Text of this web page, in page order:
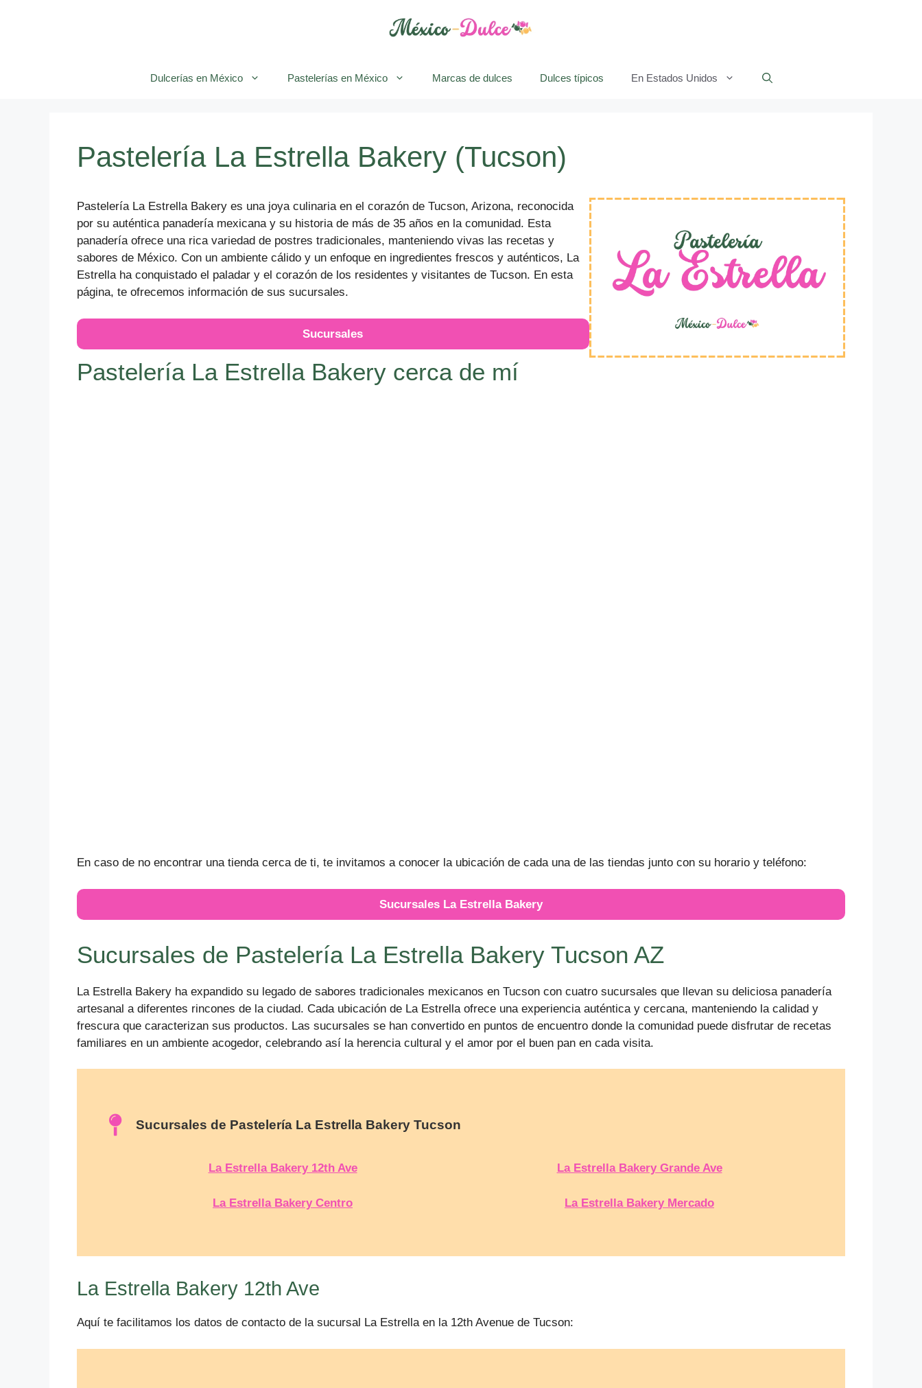
Dulcerías en México Pastelerías en México Marcas de dulces Dulces típicos En Estados Unidos
Pastelería La Estrella Bakery (Tucson)
Pastelería La Estrella Bakery es una joya culinaria en el corazón de Tucson, Arizona, reconocida
por su auténtica panadería mexicana y su historia de más de 35 años en la comunidad. Esta
panadería ofrece una rica variedad de postres tradicionales, manteniendo vivas las recetas y
sabores de México. Con un ambiente cálido y un enfoque en ingredientes frescos y auténticos, La
Estrella ha conquistado el paladar y el corazón de los residentes y visitantes de Tucson. En esta
página, te ofrecemos información de sus sucursales.
Sucursales
Pastelería La Estrella Bakery cerca de mí
En caso de no encontrar una tienda cerca de ti, te invitamos a conocer la ubicación de cada una de las tiendas junto con su horario y teléfono:
Sucursales La Estrella Bakery
Sucursales de Pastelería La Estrella Bakery Tucson AZ
La Estrella Bakery ha expandido su legado de sabores tradicionales mexicanos en Tucson con cuatro sucursales que llevan su deliciosa panadería
artesanal a diferentes rincones de la ciudad. Cada ubicación de La Estrella ofrece una experiencia auténtica y cercana, manteniendo la calidad y
frescura que caracterizan sus productos. Las sucursales se han convertido en puntos de encuentro donde la comunidad puede disfrutar de recetas
familiares en un ambiente acogedor, celebrando así la herencia cultural y el amor por el buen pan en cada visita.
Sucursales de Pastelería La Estrella Bakery Tucson
La Estrella Bakery 12th Ave
La Estrella Bakery Centro
La Estrella Bakery Grande Ave
La Estrella Bakery Mercado
La Estrella Bakery 12th Ave
Aquí te facilitamos los datos de contacto de la sucursal La Estrella en la 12th Avenue de Tucson: